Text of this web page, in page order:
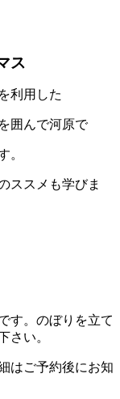
ス
利用した
囲んで河原で
。
ススメも学びま
す。のぼりを立て
さい。
はご予約後にお知